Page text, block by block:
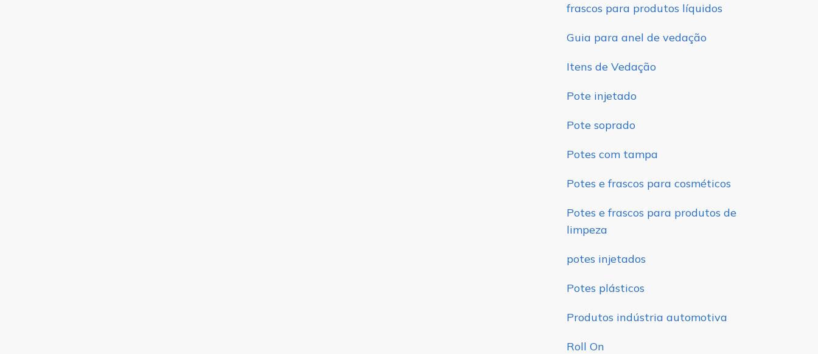
frascos para produtos líquidos
Guia para anel de vedação
Itens de Vedação
Pote injetado
Pote soprado
Potes com tampa
Potes e frascos para cosméticos
Potes e frascos para produtos de
limpeza
potes injetados
Potes plásticos
Produtos indústria automotiva
Roll On